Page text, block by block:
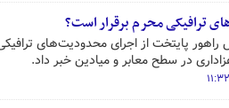
ترافیکی محرم برقرار است؟
پایتخت از اجرای محدودیت‌های
در سطح معابر و میادین خبر داد.